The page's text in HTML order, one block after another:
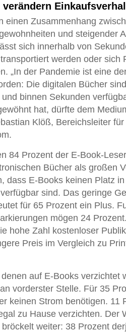
einen Zusammenhang
und steigender
sich innerhalb von
werden oder sich
„In der Pandemie ist eine
Die digitalen Bücher
binnen Sekunden
hat, dürfte dem
Klöß, Bereichsleiter
84 Prozent der E-Book-
Bücher als großen
dass E-Books keinen Platz
sind. Das geringe
für 65 Prozent ein Plus.
mögen 24
hohe Zahl kostenloser
Preis im Vergleich zu
auf E-Books verzichtet
vorderster Stelle. Für 35
keinen Strom benötigen. 11
zu Hause verzichten. Der
weiter: 38 Prozent